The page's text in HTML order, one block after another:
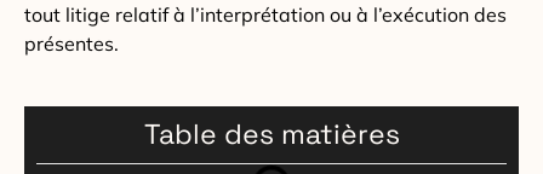
tout litige relatif à l’interprétation ou à l’exécution des
présentes.
Table des matières